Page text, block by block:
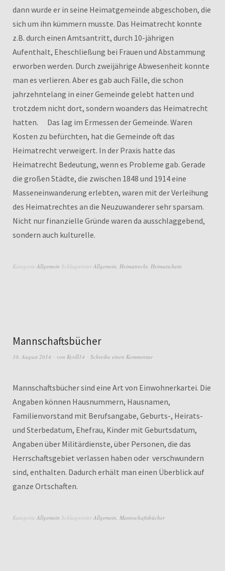
dann wurde er in seine Heimatgemeinde abgeschoben, die
sich um ihn kümmern musste. Das Heimatrecht konnte
z.B. durch einen Amtsantritt, durch 10-jährigen
Aufenthalt, Eheschließung bei Frauen und Abstammung
erworben werden. Durch zweijährige Abwesenheit konnte
man es verlieren. Aber es gab auch Fälle, die schon
jahrzehntelang in einer Gemeinde gelebt hatten und
trotzdem nicht dort, sondern woanders das Heimatrecht
hatten. Das lag im Ermessen der Gemeinde. Waren
Kosten zu befürchten, hat die Gemeinde oft das
Heimatrecht verweigert. In der Praxis hatte das
Heimatrecht Bedeutung, wenn es Probleme gab. Gerade
die großen Städte, die zwischen 1848 und 1914 eine
Masseneinwanderung erlebten, waren mit der Verleihung
des Heimatrechtes an die Neuzuwanderer sehr sparsam.
Nicht nur finanzielle Gründe waren da ausschlaggebend,
sondern auch kulturelle.
Kategorie Allgemein Schlagwörter Allgemein, Heimatrecht, Heimatschein
Mannschaftsbücher
10. August 2014 von Kyrill14 Schreibe einen Kommentar
Mannschaftsbücher sind eine Art von Einwohnerkartei. Die
Angaben können Hausnummern, Hausnamen,
Familienvorstand mit Berufsangabe, Geburts-, Heirats-
und Sterbedatum, Ehefrau, Kinder mit Geburtsdatum,
Angaben über Militärdienste, über Personen, die das
Herrschaftsgebiet verlassen haben oder verschwundern
sind, enthalten. Dadurch erhält man einen Überblick auf
ganze Ortschaften.
Kategorie Allgemein Schlagwörter Allgemein, Mannschaftsbücher